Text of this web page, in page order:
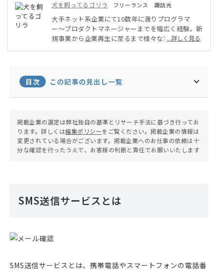
犬を飼ってるゴリラ フリーランス 諏訪光
大手ネット系企業にて10数年に渡りプログラマ
ー〜プロダクトマネージャーまでを幅広く経験。新
規事業から企業再生に至るまで様々な案件の開発に
...詳しく見る
目次 この記事の見出し一覧
掲載企業の選定は弊社独自の基準とリサーチ手法に基づき行ってお
ります。詳しくは編集ポリシーをご覧ください。掲載企業の情報は
変更されている場合がございます。掲載企業へのお仕事の依頼は十
分な確認を行ったうえで、お客様の判断と責任でお願いいたします
SMS送信サービスとは
SMS送信サービスとは、携帯電話やスマートフォンの電話番